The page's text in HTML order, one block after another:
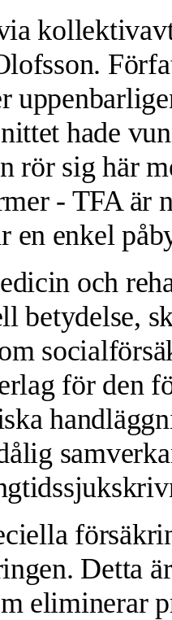
hade
rör sig här
- TFA är
en enkel
och
betydelse,
för den
Detta
eliminerar